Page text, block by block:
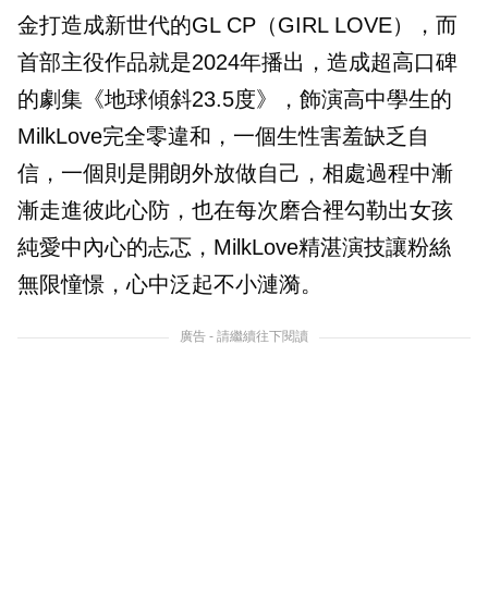
金打造成新世代的GL CP（GIRL LOVE），而
首部主役作品就是2024年播出，造成超高口碑
的劇集《地球傾斜23.5度》，飾演高中學生的
MilkLove完全零違和，一個生性害羞缺乏自
信，一個則是開朗外放做自己，相處過程中漸
漸走進彼此心防，也在每次磨合裡勾勒出女孩
純愛中內心的忐忑，MilkLove精湛演技讓粉絲
無限憧憬，心中泛起不小漣漪。
廣告 - 請繼續往下閱讀